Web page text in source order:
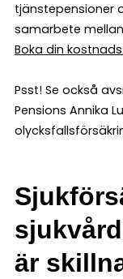
tjänstepensioner
samarbete mellan
Boka din
Psst! Se också
Pensions Annika
är